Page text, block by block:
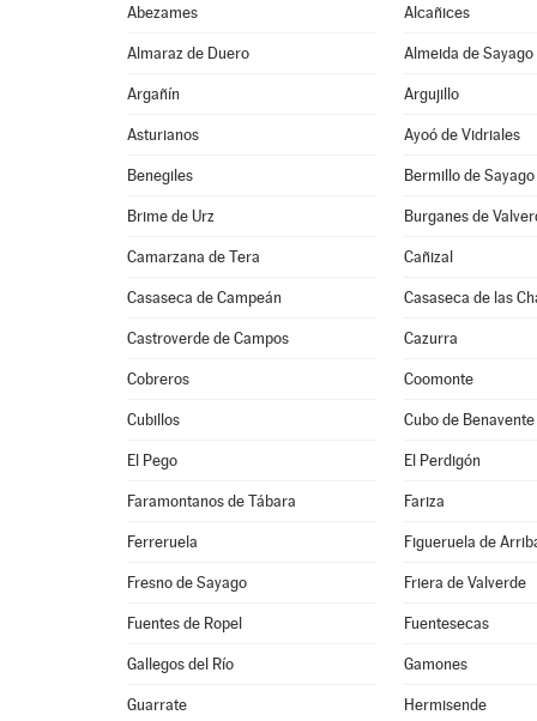
Abezames Alcañices
Almaraz de Duero Almeida de Sayago
Argañín Argujillo
Asturianos Ayoó de Vidriales
Benegiles Bermillo de Sayago
Brime de Urz Burganes de
Camarzana de Tera Cañizal
Casaseca de Campeán Casaseca de las
Castroverde de Campos Cazurra
Cobreros Coomonte
Cubillos Cubo de Benavente
El Pego El Perdigón
Faramontanos de Tábara Fariza
Ferreruela Figueruela de
Fresno de Sayago Friera de Valverde
Fuentes de Ropel Fuentesecas
Gallegos del Río Gamones
Guarrate Hermisende